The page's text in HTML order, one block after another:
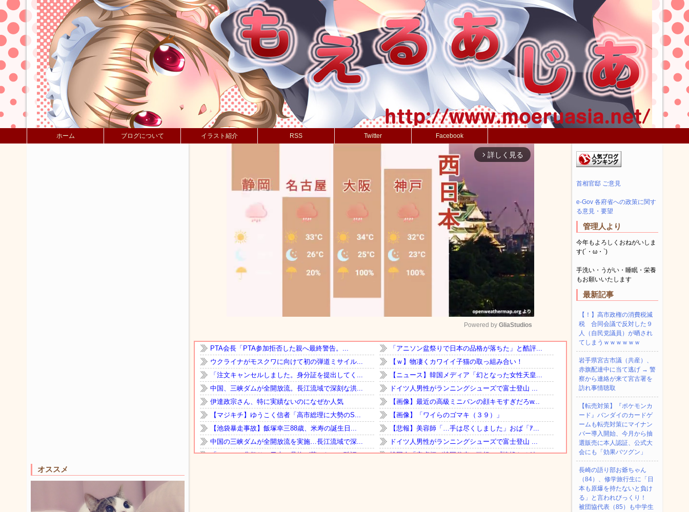
ホーム ブログについて イラスト紹介 RSS Twitter Facebook
オススメ
arrow_forward_ios 詳しく見る
Mute
Powered by GliaStudios
首相官邸 ご意見
e-Gov 各府省への政策に関す
る意見・要望
管理人より
今年もよろしくおねがいしま
す(´・ω・`)
手洗い・うがい・睡眠・栄養
もお願いいたします
最新記事
【！】高市政権の消費税減
税 合同会議で反対した９
人（自民党議員）が晒され
てしまうｗｗｗｗｗｗ
岩手県宮古市議（共産）、
赤旗配達中に当て逃げ → 警
察から連絡が来て宮古署を
訪れ事情聴取
【転売対策】『ポケモンカ
ード』バンダイのカードゲ
ームも転売対策にマイナン
バー導入開始、今月から抽
選販売に本人認証、公式大
会にも「効果バツグン」
長崎の語り部お爺ちゃん
（84）、修学旅行生に「日
本も原爆を持たないと負け
る」と言われびっくり！
被団協代表（85）も中学生